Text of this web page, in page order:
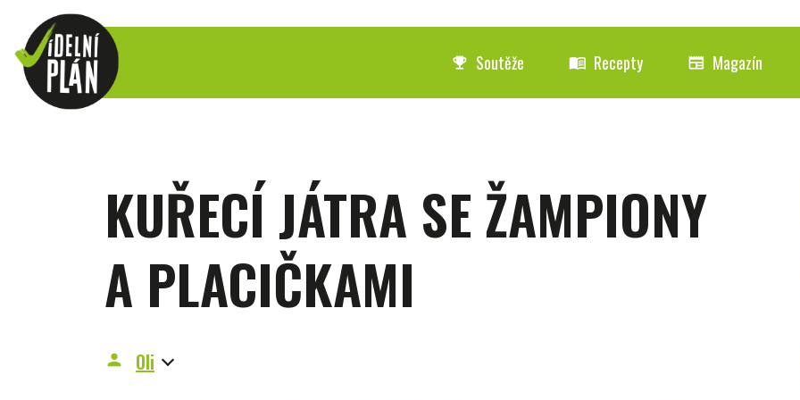
emoji_events Soutěže menu_book Recepty newspaper Magazín
KUŘECÍ JÁTRA SE ŽAMPIONY
A PLACIČKAMI
person Oli